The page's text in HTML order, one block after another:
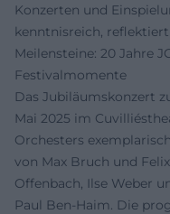
Konzerten und
kenntnisreich,
Meilensteine: 20 Jahre
Festivalmomente
Das Jubiläumskonzert
Mai 2025 im
Orchesters
von Max Bruch und
Offenbach, Ilse Weber
Paul Ben-Haim. Die